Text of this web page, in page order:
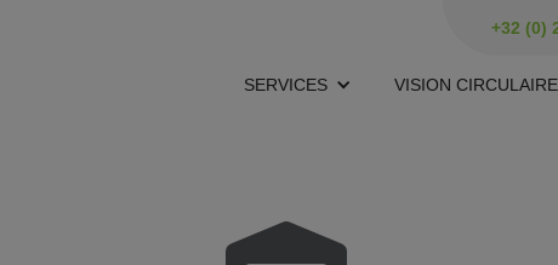
+32 (0)
SERVICES VISION CIRCULAIRE